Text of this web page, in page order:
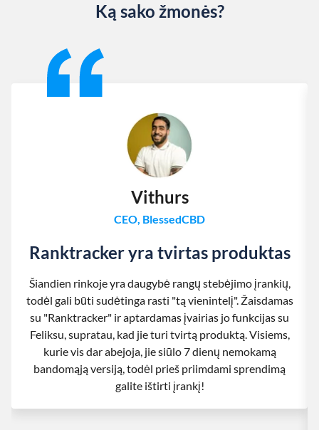
Ką sako žmonės?
Vithurs
CEO, BlessedCBD
Ranktracker yra tvirtas produktas
Šiandien rinkoje yra daugybė rangų stebėjimo įrankių,
todėl gali būti sudėtinga rasti "tą vienintelį". Žaisdamas
su "Ranktracker" ir aptardamas įvairias jo funkcijas su
Feliksu, supratau, kad jie turi tvirtą produktą. Visiems,
kurie vis dar abejoja, jie siūlo 7 dienų nemokamą
bandomąją versiją, todėl prieš priimdami sprendimą
galite ištirti įrankį!